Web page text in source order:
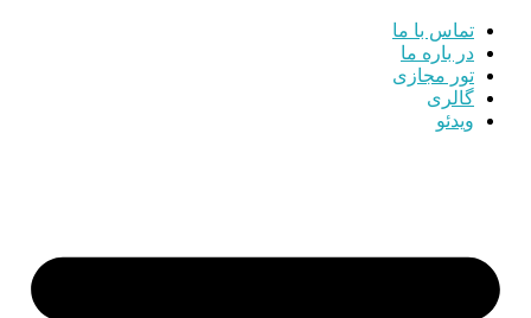
تماس با ما
در باره ما
تور مجازی
گالری
ویدئو